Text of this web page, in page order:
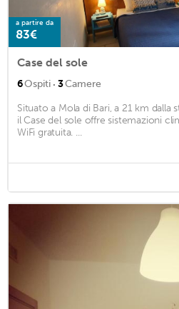
a partire da
83€
Case del sole
6Ospiti · 3Camere
Situato a Mola di Bari, a 21 km dalla
il Case del sole offre sistemazioni
WiFi gratuita. ...